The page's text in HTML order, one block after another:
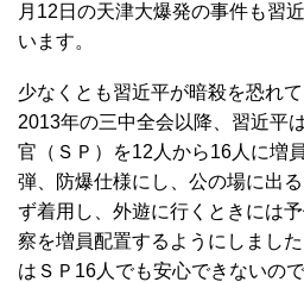
月12日の天津大爆発の事件も習
います。
少なくとも習近平が暗殺を恐れて
2013年の三中全会以降、習近平
官（ＳＰ）を12人から16人に増
弾、防爆仕様にし、公の場に出
ず着用し、外遊に行くときには
察を増員配置するようにしまし
はＳＰ16人でも安心できないの